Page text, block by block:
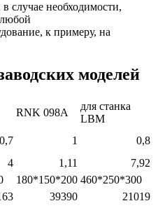
случае необходимости,
к примеру, на
моделей
RNK 098A
для станка
LBM
0,7 1
0,8
4 1,11
7,92
180*150*200 460*250*300
39390 21019